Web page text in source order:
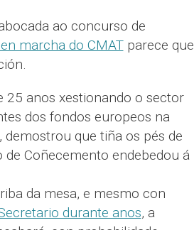
ao concurso de
marcha do CMATparece que
25 anos xestionando o sector
dos fondos europeos na
que tiña os pés de
Coñecemento endebedou á
da mesa, e mesmo con
durante anos, a